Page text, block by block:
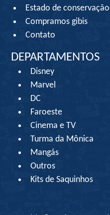
Estado de conservação
Compramos gibis
Contato
DEPARTAMENTOS
Disney
Marvel
DC
Faroeste
Cinema e TV
Turma da Mônica
Mangás
Outros
Kits de Saquinhos